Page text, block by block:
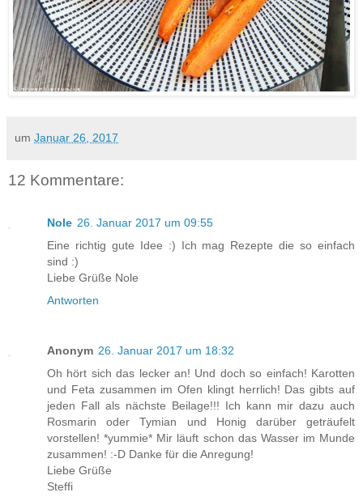
um Januar 26, 2017
12 Kommentare:
Nole 26. Januar 2017 um 09:55
Eine richtig gute Idee :) Ich mag Rezepte die so einfach
sind :)
Liebe Grüße Nole
Antworten
Anonym 26. Januar 2017 um 18:32
Oh hört sich das lecker an! Und doch so einfach! Karotten
und Feta zusammen im Ofen klingt herrlich! Das gibts auf
jeden Fall als nächste Beilage!!! Ich kann mir dazu auch
Rosmarin oder Tymian und Honig darüber geträufelt
vorstellen! *yummie* Mir läuft schon das Wasser im Munde
zusammen! :-D Danke für die Anregung!
Liebe Grüße
Steffi